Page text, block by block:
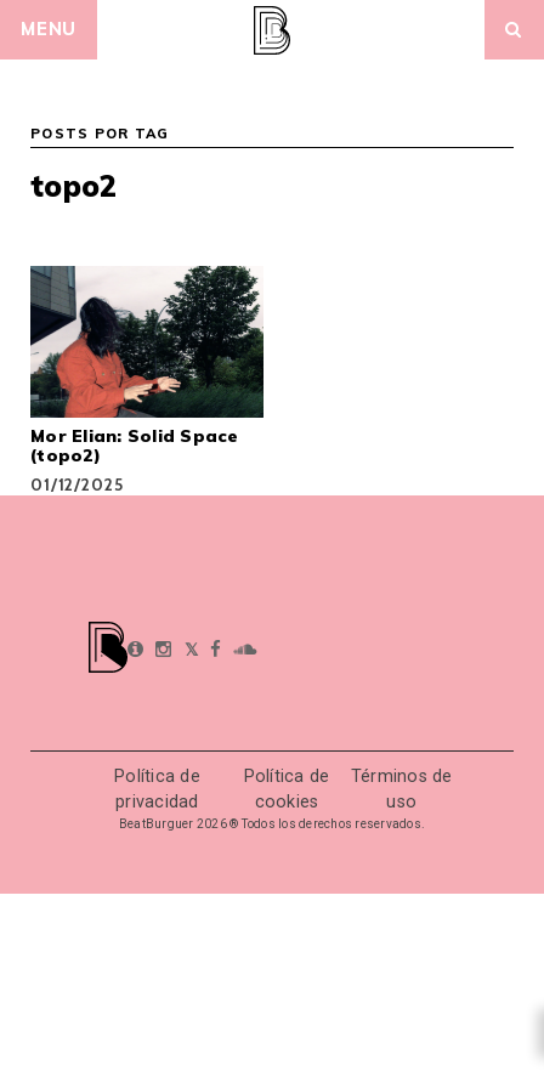
MENU
POSTS POR TAG
topo2
Mor Elian: Solid Space
(topo2)
01/12/2025
𝕏
Política de
privacidad
Política de
cookies
Términos de
uso
BeatBurguer 2026 ® Todos los derechos reservados.